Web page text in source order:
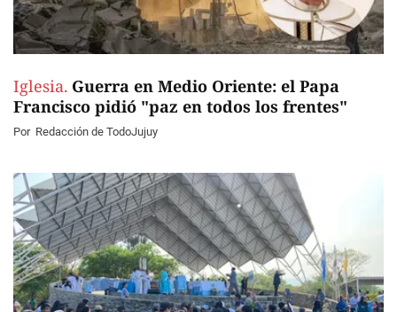
Iglesia. Guerra en Medio Oriente: el Papa
Francisco pidió "paz en todos los frentes"
Por Redacción de TodoJujuy